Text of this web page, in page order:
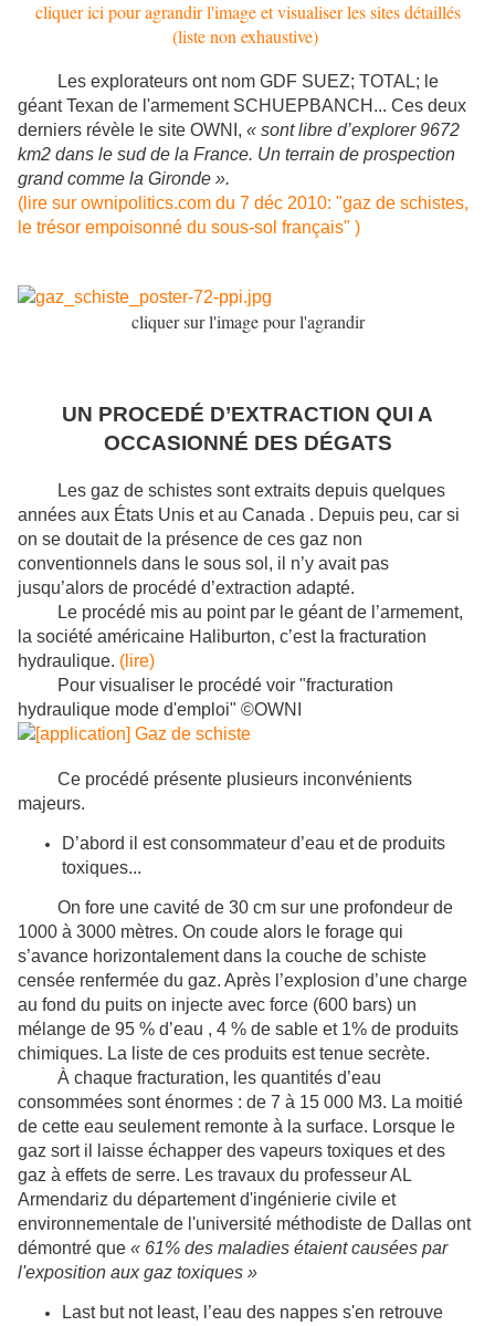
cliquer ici pour agrandir l'image et visualiser les sites détaillés
(liste non exhaustive)
Les explorateurs ont nom GDF SUEZ; TOTAL; le
géant Texan de l'armement SCHUEPBANCH... Ces deux
derniers révèle le site OWNI, « sont libre d’explorer 9672
km2 dans le sud de la France. Un terrain de prospection
grand comme la Gironde ».
(lire sur ownipolitics.com du 7 déc 2010: "gaz de schistes,
le trésor empoisonné du sous-sol français" )
cliquer sur l'image pour l'agrandir
UN PROCEDÉ D’EXTRACTION QUI A
OCCASIONNÉ DES DÉGATS
Les gaz de schistes sont extraits depuis quelques
années aux États Unis et au Canada . Depuis peu, car si
on se doutait de la présence de ces gaz non
conventionnels dans le sous sol, il n’y avait pas
jusqu’alors de procédé d’extraction adapté.
Le procédé mis au point par le géant de l’armement,
la société américaine Haliburton, c’est la fracturation
hydraulique. (lire)
Pour visualiser le procédé voir "fracturation
hydraulique mode d'emploi" ©OWNI
Ce procédé présente plusieurs inconvénients
majeurs.
D’abord il est consommateur d’eau et de produits
toxiques...
On fore une cavité de 30 cm sur une profondeur de
1000 à 3000 mètres. On coude alors le forage qui
s’avance horizontalement dans la couche de schiste
censée renfermée du gaz. Après l’explosion d’une charge
au fond du puits on injecte avec force (600 bars) un
mélange de 95 % d’eau , 4 % de sable et 1% de produits
chimiques. La liste de ces produits est tenue secrète.
À chaque fracturation, les quantités d’eau
consommées sont énormes : de 7 à 15 000 M3. La moitié
de cette eau seulement remonte à la surface. Lorsque le
gaz sort il laisse échapper des vapeurs toxiques et des
gaz à effets de serre. Les travaux du professeur AL
Armendariz du département d'ingénierie civile et
environnementale de l'université méthodiste de Dallas ont
démontré que « 61% des maladies étaient causées par
l'exposition aux gaz toxiques »
Last but not least, l’eau des nappes s'en retrouve